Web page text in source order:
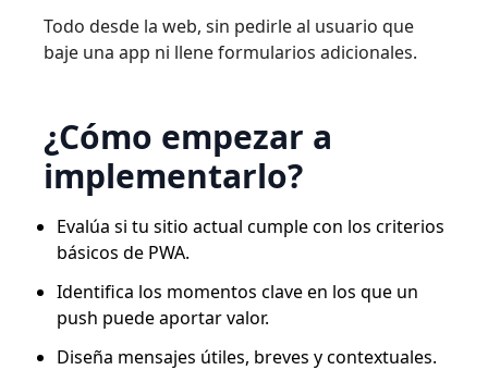
Todo desde la web, sin pedirle al usuario que
baje una app ni llene formularios adicionales.
¿Cómo empezar a
implementarlo?
Evalúa si tu sitio actual cumple con los criterios
básicos de PWA.
Identifica los momentos clave en los que un
push puede aportar valor.
Diseña mensajes útiles, breves y contextuales.